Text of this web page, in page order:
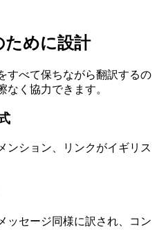
ために設計
すべて保ちながら翻訳するの
なく協力できます。
ンション、リンクがイギリス
ッセージ同様に訳され、コン